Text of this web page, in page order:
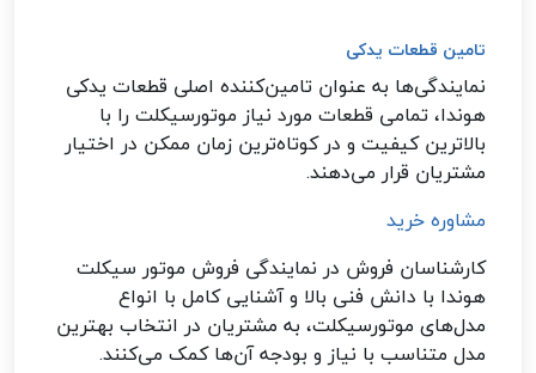
تامین قطعات یدکی
نمایندگی‌ها به عنوان تامین‌کننده اصلی قطعات یدکی
هوندا، تمامی قطعات مورد نیاز موتورسیکلت را با
بالاترین کیفیت و در کوتاه‌ترین زمان ممکن در اختیار
مشتریان قرار می‌دهند.
مشاوره خرید
کارشناسان فروش در نمایندگی‌ فروش موتور سیکلت
هوندا با دانش فنی بالا و آشنایی کامل با انواع
مدل‌های موتورسیکلت، به مشتریان در انتخاب بهترین
مدل متناسب با نیاز و بودجه آن‌ها کمک می‌کنند.